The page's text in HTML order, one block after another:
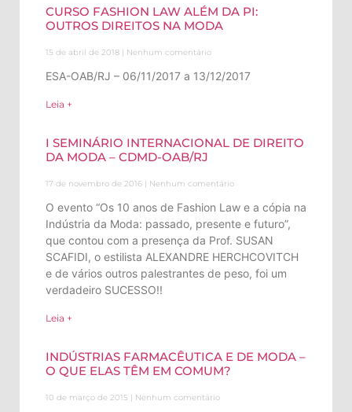
CURSO FASHION LAW ALÉM DA PI:
OUTROS DIREITOS NA MODA
15 de abril de 2018 Nenhum comentário
ESA-OAB/RJ – 06/11/2017 a 13/12/2017
Leia +
I SEMINÁRIO INTERNACIONAL DE DIREITO
DA MODA – CDMD-OAB/RJ
17 de novembro de 2016 Nenhum comentário
O evento “Os 10 anos de Fashion Law e a cópia na
Indústria da Moda: passado, presente e futuro”,
que contou com a presença da Prof. SUSAN
SCAFIDI, o estilista ALEXANDRE HERCHCOVITCH
e de vários outros palestrantes de peso, foi um
verdadeiro SUCESSO!!
Leia +
INDÚSTRIAS FARMACÊUTICA E DE MODA –
O QUE ELAS TÊM EM COMUM?
10 de março de 2015 Nenhum comentário